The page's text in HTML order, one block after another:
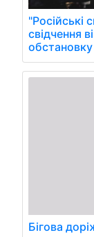
"Російські
свідчення
Бігова